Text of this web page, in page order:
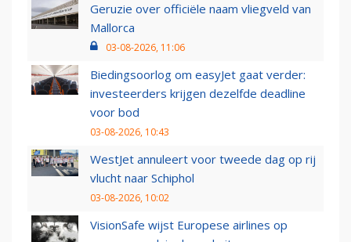
Geruzie over officiële naam vliegveld van
Mallorca
03-08-2026, 11:06
Biedingsoorlog om easyJet gaat verder:
investeerders krijgen dezelfde deadline
voor bod
03-08-2026, 10:43
WestJet annuleert voor tweede dag op rij
vlucht naar Schiphol
03-08-2026, 10:02
VisionSafe wijst Europese airlines op